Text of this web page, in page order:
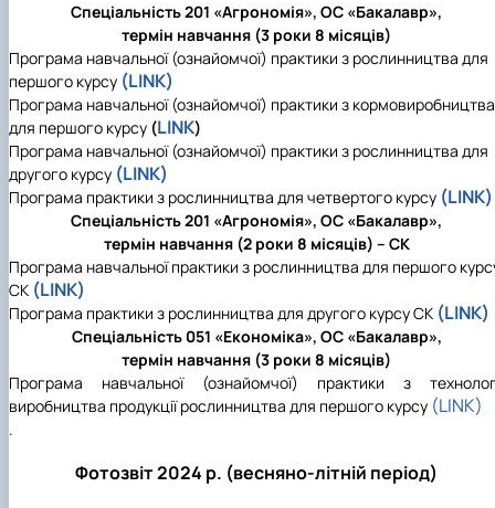
Спеціальність 201 «Агрономія», ОС «Бакалавр»,
термін навчання (3 роки 8 місяців)
Програма навчальної (ознайомчої) практики з рослинництва для
першого курсу (LINK)
Програма навчальної (ознайомчої) практики з кормовиробництва
для першого курсу (LINK)
Програма навчальної (ознайомчої) практики з рослинництва для
другого курсу (LINK)
Програма практики з рослинництва для четвертого курсу (LINK)
Спеціальність 201 «Агрономія», ОС «Бакалавр»,
термін навчання (2 роки 8 місяців) – СК
Програма навчальної практики з рослинництва для першого
СК (LINK)
Програма практики з рослинництва для другого курсу СК (LINK)
Спеціальність 051 «Економіка», ОС «Бакалавр»,
термін навчання (3 роки 8 місяців)
Програма навчальної (ознайомчої) практики з
виробництва продукції рослинництва для першого курсу (LINK)
.
Фотозвіт 2024 р. (весняно-літній період)